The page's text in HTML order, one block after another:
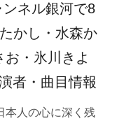
ネル銀河で8
かし・水森か
・氷川きよ
者・曲目情報
本人の心に深く残